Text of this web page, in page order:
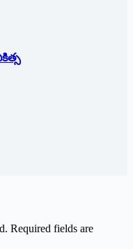
Required fields are